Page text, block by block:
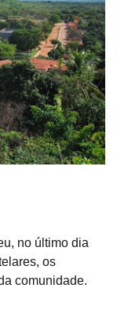
no último dia
os
comunidade.